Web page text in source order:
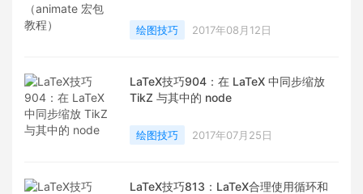
绘图技巧 2017年08月12日
LaTeX技巧904：在 LaTeX 中同步缩放
TikZ 与其中的 node
绘图技巧 2017年07月25日
LaTeX技巧813：LaTeX合理使用循环和